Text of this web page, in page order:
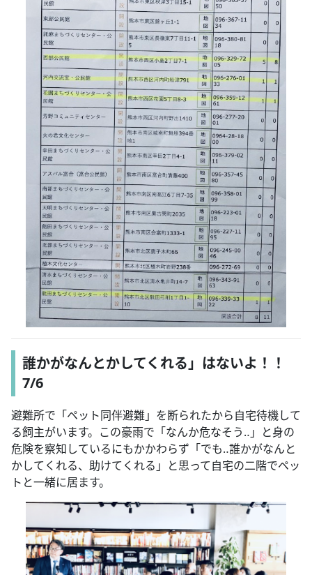
誰かがなんとかしてくれる」はないよ！！
7/6
避難所で「ペット同伴避難」を断られたから自宅待機して
る飼主がいます。この豪雨で「なんか危なそう‥」と身の
危険を察知しているにもかかわらず「でも‥誰かがなんと
かしてくれる、助けてくれる」と思って自宅の二階でペッ
トと一緒に居ます。